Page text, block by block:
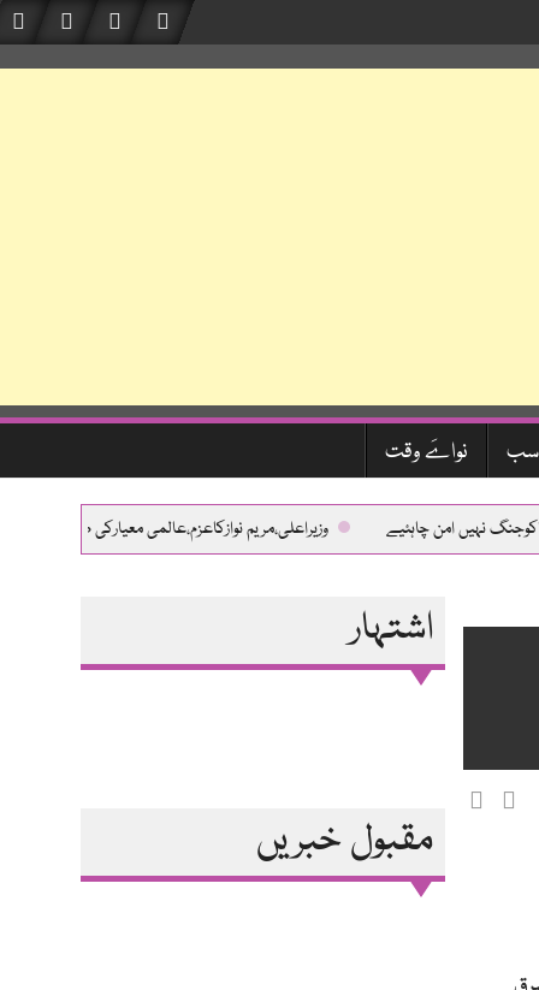
سب نواےَ وقت
نہیں امن چاہئیے وزیراعلی،مریم نوازکاعزم،عالمی معیارکی طبی
اشتہار
مقبول خبریں